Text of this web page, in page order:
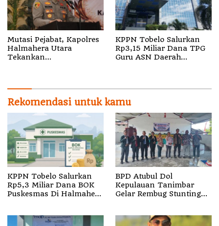
Mutasi Pejabat, Kapolres
Halmahera Utara
Tekankan
KPPN Tobelo Salurkan
Rp3,15 Miliar Dana TPG
Guru ASN Daerah
Rekomendasi untuk kamu
KPPN Tobelo Salurkan
Rp5,3 Miliar Dana BOK
Puskesmas Di Halmahera
BPD Atubul Dol
Kepulauan Tanimbar
Gelar Rembug Stunting